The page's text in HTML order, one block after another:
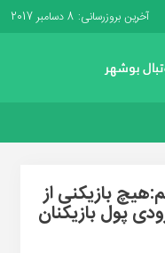
آخرین بروزرسانی: 8 دسامبر 2017
بازیکنی از
پول بازیکنان